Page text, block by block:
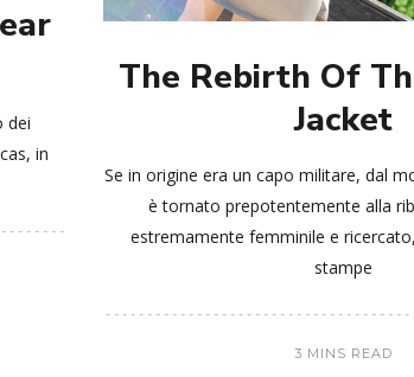
dei
in
The Rebirth Of
Jacket
Se in origine era un capo militare, dal
è tornato prepotentemente alla
estremamente femminile e
stampe
3 MINS READ